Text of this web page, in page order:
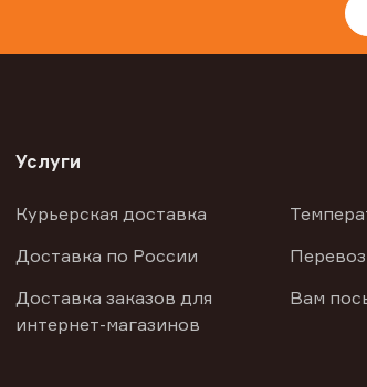
Услуги
Курьерская доставка
Доставка по России
Доставка заказов для
интернет-магазинов
Вам